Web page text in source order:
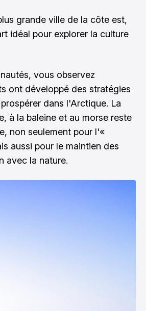
grande ville de la côte est,
idéal pour explorer la culture
vous observez
ont développé des stratégies
dans l'Arctique. La
à la baleine et au morse reste
non seulement pour l'«
aussi pour le maintien des
avec la nature.